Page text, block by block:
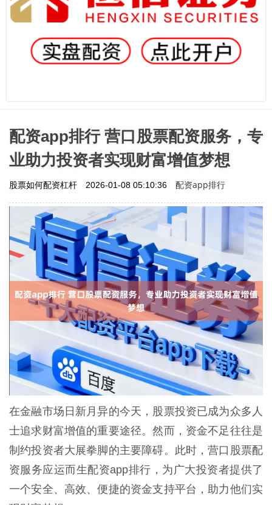
配资app排行 营口股票配资服务，专
业助力投资者实现财富增值梦想
股票如何配资杠杆 2026-01-08 05:10:36 配资app排行
在金融市场日新月异的今天，股票投资已成为众多人
士追求财富增值的重要途径。然而，资金不足往往是
制约投资者大展拳脚的主要障碍。此时，营口股票配
资服务应运而生配资app排行，为广大投资者提供了
一个安全、高效、便捷的资金支持平台，助力他们实